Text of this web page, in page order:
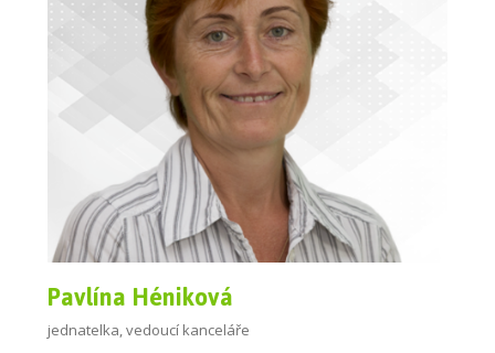
Pavlína Héniková
jednatelka, vedoucí kanceláře